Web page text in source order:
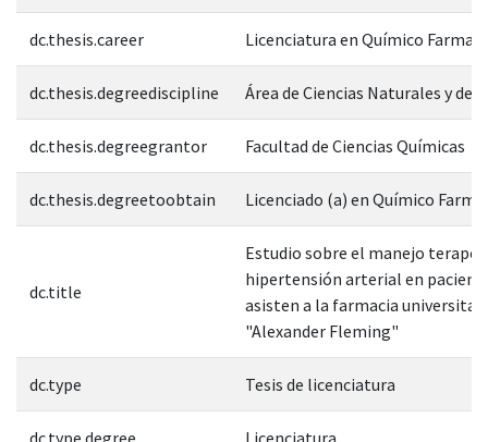
dc.thesis.career Licenciatura en Químico
dc.thesis.degreediscipline Área de Ciencias Naturales y de
dc.thesis.degreegrantor Facultad de Ciencias Químicas
dc.thesis.degreetoobtain Licenciado (a) en Químico
dc.title
Estudio sobre el manejo
hipertensión arterial en
asisten a la farmacia
"Alexander Fleming"
dc.type Tesis de licenciatura
dc.type.degree Licenciatura